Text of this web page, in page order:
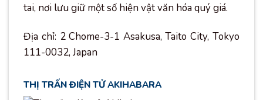
tai, nơi lưu giữ một số hiện vật văn hóa quý giá.
Địa chỉ: 2 Chome-3-1 Asakusa, Taito City, Tokyo
111-0032, Japan
THỊ TRẤN ĐIỆN TỬ AKIHABARA